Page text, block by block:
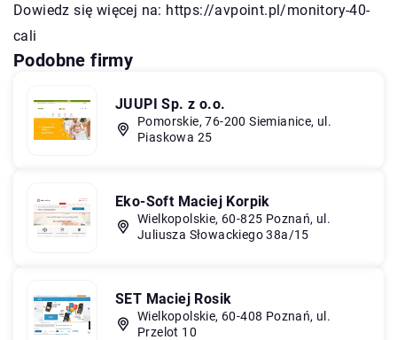
Dowiedz się więcej na: https://avpoint.pl/monitory-40-
cali
Podobne firmy
JUUPI Sp. z o.o.
Pomorskie, 76-200 Siemianice, ul.
Piaskowa 25
Eko-Soft Maciej Korpik
Wielkopolskie, 60-825 Poznań, ul.
Juliusza Słowackiego 38a/15
SET Maciej Rosik
Wielkopolskie, 60-408 Poznań, ul.
Przelot 10